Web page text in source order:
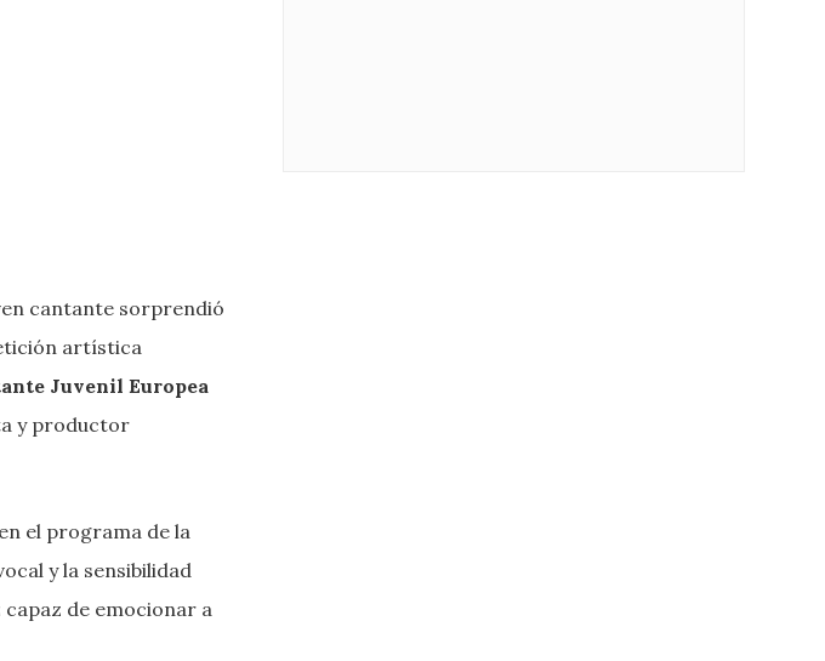
cantante sorprendió
artística
Juvenil Europea
y productor
el programa de la
y la sensibilidad
de emocionar a